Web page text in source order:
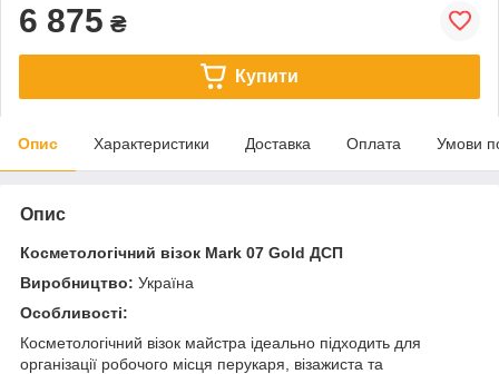
6 875 ₴
Купити
Опис Характеристики Доставка Оплата Умови
Опис
Косметологічний візок Mark 07 Gold ДСП
Виробництво: Україна
Особливості:
Косметологічний візок майстра ідеально підходить для
організації робочого місця перукаря, візажиста та